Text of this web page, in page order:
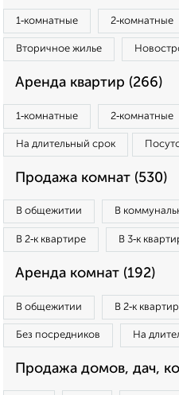
1‑комнатные 2‑комнатные
Вторичное жилье
Аренда квартир (266)
1‑комнатные 2‑комнатные
На длительный срок
Продажа комнат (530)
В общежитии В
В 2‑к квартире В 3‑к
Аренда комнат (192)
В общежитии В 2‑к
Без посредников На
Продажа домов, дач,